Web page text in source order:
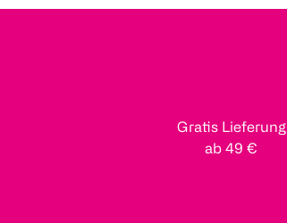
Gratis Lieferung
ab 49 €